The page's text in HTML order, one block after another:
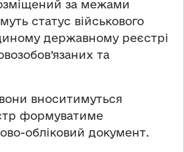
за межами
статус військового
державному реєстрі
та
вноситимуться
формуватиме
обліковий документ.